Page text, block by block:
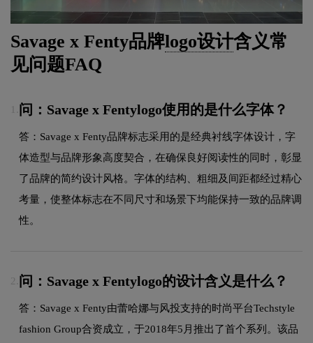
Savage x Fenty品牌logo设计含义常
见问题FAQ
问：Savage x Fentylogo使用的是什么字体？
答：Savage x Fenty品牌标志采用的是经典衬线字体设计，字
体造型与品牌形象高度契合，在确保良好阅读性的同时，彰显
了品牌的简约设计风格。字体的结构、粗细及间距都经过精心
考量，使整体标志在不同尺寸和场景下均能保持一致的品牌调
性。
2. 问：Savage x Fentylogo的设计含义是什么？
答：Savage x Fenty由蕾哈娜与风投支持的时尚平台Techstyle
fashion Group合资成立，于2018年5月推出了首个系列。该品